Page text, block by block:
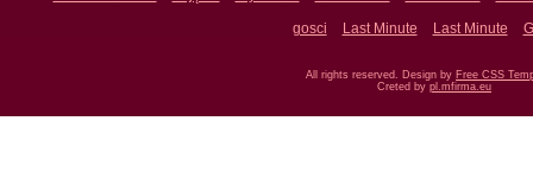
gosci
Last Minute Last Minute
All rights reserved. Design by Free CSS
Creted by pl.mfirma.eu